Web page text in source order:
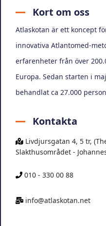
Kort om oss
Atlaskotan är ett koncept
innovativa Atlantomed-
erfarenheter från över
Europa. Sedan starten i
behandlat ca 27.000
Kontakta
Livdjursgatan 4, 5 tr,
Slakthusområdet -
010 - 330 00 88
info@atlaskotan.net